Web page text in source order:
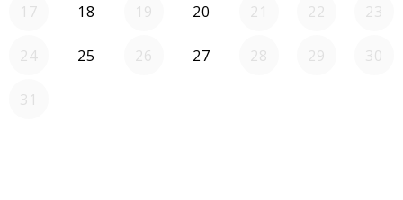
17 18 19 20 21 22 23
24 25 26 27 28 29 30
31